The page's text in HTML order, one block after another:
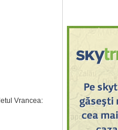
Vrancea: